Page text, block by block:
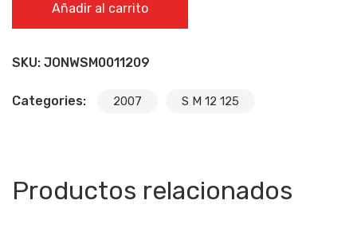
Añadir al carrito
SKU: JONWSM0011209
Categories: 2007 S M 12 125
Productos relacionados